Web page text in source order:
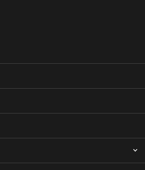
На долгое время сохранит
руль, повторяя его
специальный прорезиненный
при резком повороте руля.
оплётки руля лучше